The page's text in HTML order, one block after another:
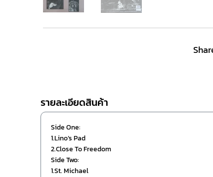
รายละเอียดสินค้า
Side One:
1.Lino’s Pad
2.Close To Freedom
Side Two:
1.St. Michael